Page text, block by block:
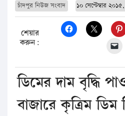
চাঁদপুর নিউজ সংবাদ ১০ সেপ্টেম্বার
শেয়ার
করুন:
ডিমের দাম বৃদ্ধি
বাজারে কৃত্রিম ডিম